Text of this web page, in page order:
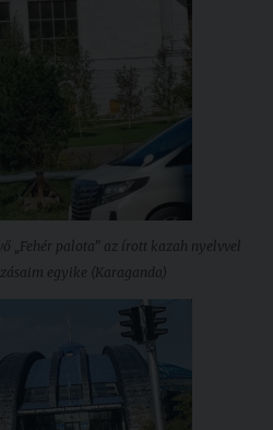
„Fehér palota” az írott kazah nyelvvel
egyike (Karaganda)